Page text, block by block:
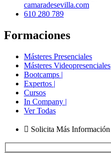
camaradesevilla.com
610 280 789
Formaciones
Másteres Presenciales
Másteres Videopresenciales
Bootcamps |
Expertos |
Cursos
In Company |
Ver Todas
Solicita Más Información